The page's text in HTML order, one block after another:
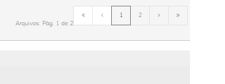
Arquivos: Pág. 1 de 2
1 2